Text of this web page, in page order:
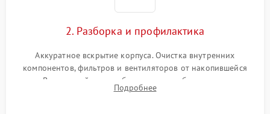
2. Разборка и профилактика
Аккуратное вскрытие корпуса. Очистка внутренних
компонентов, фильтров и вентиляторов от накопившейся
пыли. Визуальный осмотр блока питания, балласта лампы и
материнской платы на наличие прогаров или вздутых
Подробнее